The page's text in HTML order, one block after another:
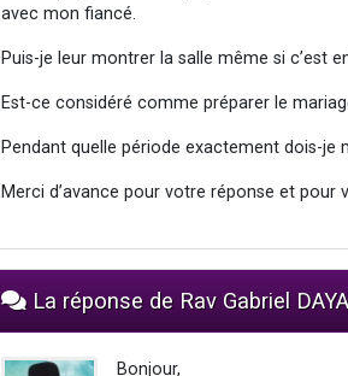
avec mon fiancé.
Puis-je leur montrer la salle même si c’est
Est-ce considéré comme préparer le
Pendant quelle période exactement dois-je
Merci d’avance pour votre réponse et pour
La réponse de Rav Gabriel
Bonjour,